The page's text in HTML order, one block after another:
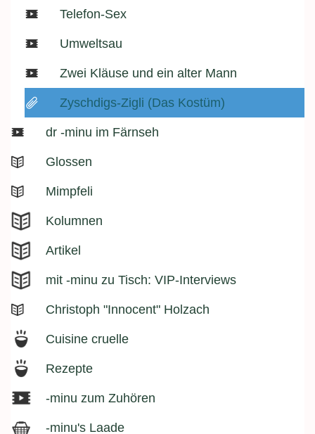
Telefon-Sex
Umweltsau
Zwei Kläuse und ein alter Mann
Zyschdigs-Zigli (Das Kostüm)
dr -minu im Färnseh
Glossen
Mimpfeli
Kolumnen
Artikel
mit -minu zu Tisch: VIP-Interviews
Christoph "Innocent" Holzach
Cuisine cruelle
Rezepte
-minu zum Zuhören
-minu's Laade